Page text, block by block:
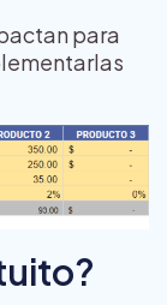
para